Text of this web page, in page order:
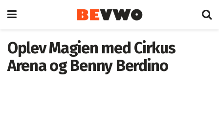
Oplev Magien med Cirkus
Arena og Benny Berdino